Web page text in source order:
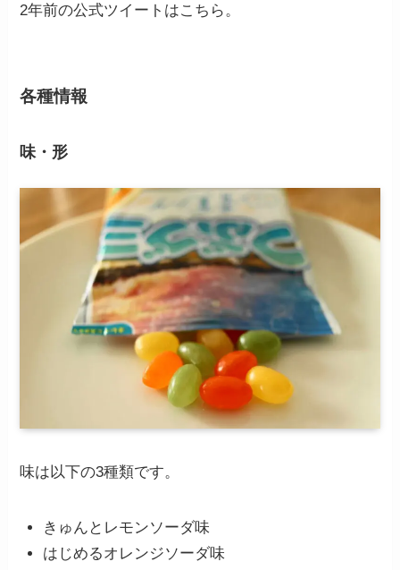
2年前の公式ツイートはこちら。
各種情報
味・形
味は以下の3種類です。
きゅんとレモンソーダ味
はじめるオレンジソーダ味